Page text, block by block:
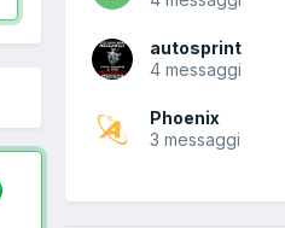
autosprint
4 messaggi
Phoenix
3 messaggi